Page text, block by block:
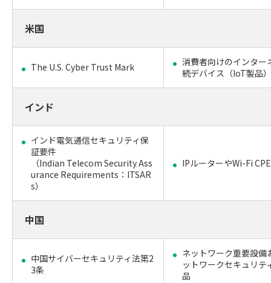
米国
The U.S. Cyber Trust Mark
消費者向けのインター
続デバイス（IoT製品）
インド
インド電気通信セキュリティ保
証要件
（Indian Telecom Security Ass
urance Requirements：ITSAR
s）
IPルーターやWi-Fi
中国
中国サイバーセキュリティ法第2
3条
ネットワーク重要設備
ットワークセキュリテ
品